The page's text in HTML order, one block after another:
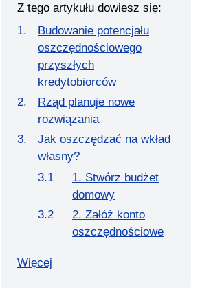
Z tego artykułu dowiesz się:
Budowanie potencjału
oszczędnościowego
przyszłych
kredytobiorców
Rząd planuje nowe
rozwiązania
Jak oszczędzać na wkład
własny?
1. Stwórz budżet
domowy
2. Załóż konto
oszczędnościowe
Więcej